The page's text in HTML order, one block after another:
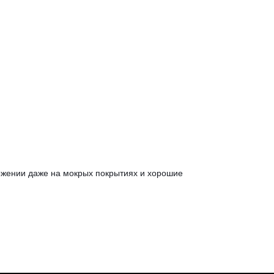
даже на мокрых покрытиях и хорошие